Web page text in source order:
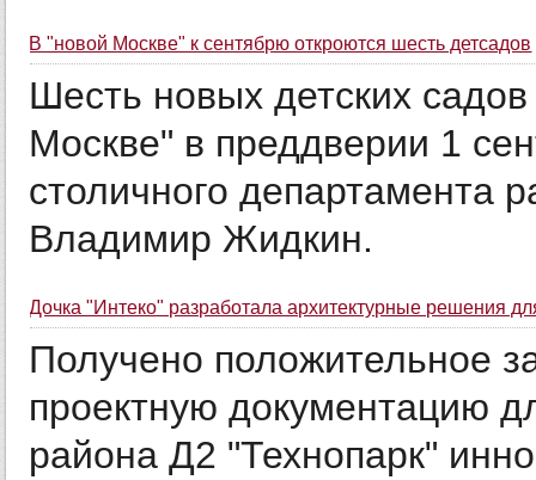
В "новой Москве" к сентябрю откроются шесть детсадов
Шесть новых детских
Москве" в преддверии 1
столичного департамента
Владимир Жидкин.
Дочка "Интеко" разработала архитектурные решения
Получено положительное
проектную документацию
района Д2 "Технопарк"